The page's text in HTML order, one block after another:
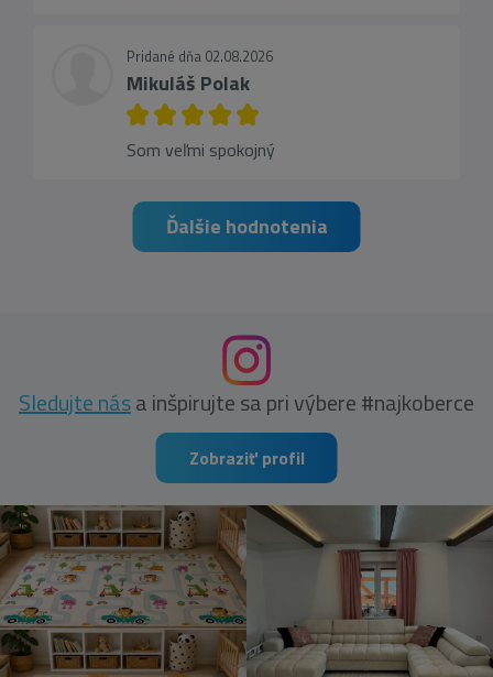
Pridané dňa 02.08.2026
Mikuláš Polak
Som veľmi spokojný
Ďalšie hodnotenia
Sledujte nása inšpirujte sa pri výbere #najkoberce
Zobraziť profil